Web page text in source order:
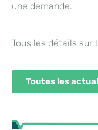
une demande.
Tous les détails sur
Toutes les